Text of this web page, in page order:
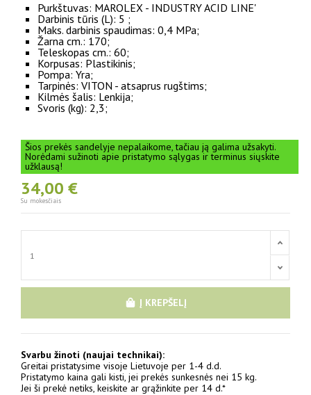
Purkštuvas: MAROLEX - INDUSTRY ACID LINE'
Darbinis tūris (L): 5 ;
Maks. darbinis spaudimas: 0,4 MPa;
Žarna cm.: 170;
Teleskopas cm.: 60;
Korpusas: Plastikinis;
Pompa: Yra;
Tarpinės: VITON - atsaprus rugštims;
Kilmės šalis: Lenkija;
Svoris (kg): 2,3;
Šios prekės sandelyje nepalaikome, tačiau ją galima užsakyti.
Norėdami sužinoti apie pristatymo sąlygas ir terminus siųskite
užklausą!
34,00 €
Su mokesčiais
Į KREPŠELĮ
Svarbu žinoti (naujai technikai):
Greitai pristatysime visoje Lietuvoje per 1-4 d.d.
Pristatymo kaina gali kisti, jei prekės sunkesnės nei 15 kg.
Jei ši prekė netiks, keiskite ar grąžinkite per 14 d.*